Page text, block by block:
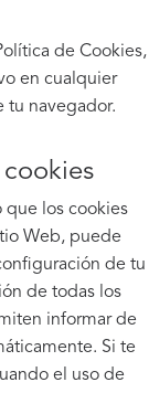
de Cookies,
en cualquier
tu navegador.
que los cookies
Web, puede
de tu
de todas los
informar de
Si te
el uso de